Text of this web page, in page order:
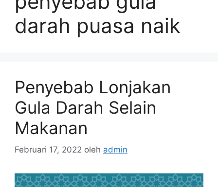
darah puasa naik
Penyebab Lonjakan
Gula Darah Selain
Makanan
Februari 17, 2022 oleh admin